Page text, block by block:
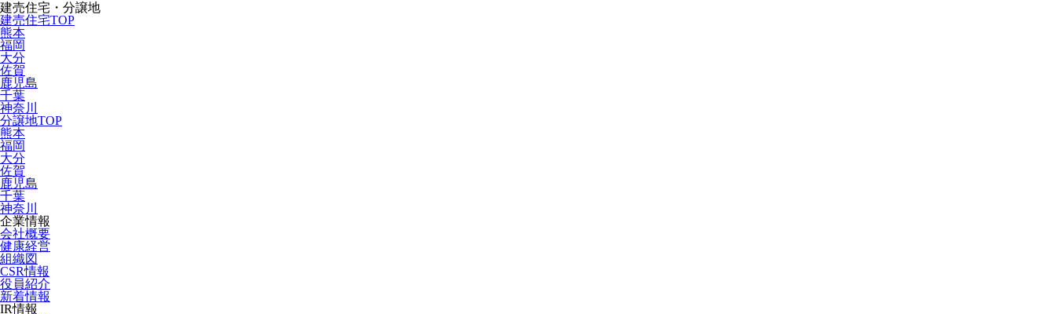
建売住宅・分譲地
建売住宅TOP
熊本
福岡
大分
佐賀
鹿児島
千葉
神奈川
分譲地TOP
熊本
福岡
大分
佐賀
鹿児島
千葉
神奈川
企業情報
会社概要
健康経営
組織図
CSR情報
役員紹介
新着情報
IR情報